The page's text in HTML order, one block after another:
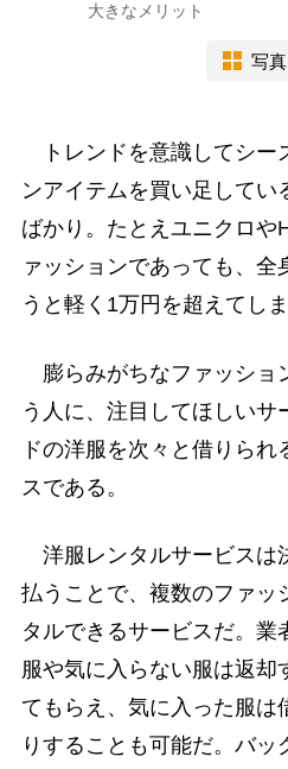
大きなメリット
写
トレンドを意識してシー
ンアイテムを買い足してい
ばかり。たとえユニクロや
ァッションであっても、全
うと軽く1万円を超えてし
膨らみがちなファッショ
う人に、注目してほしいサ
ドの洋服を次々と借りら
スである。
洋服レンタルサービスは
払うことで、複数のファッ
タルできるサービスだ。業
服や気に入らない服は返却
てもらえ、気に入った服は
りすることも可能だ。バッ